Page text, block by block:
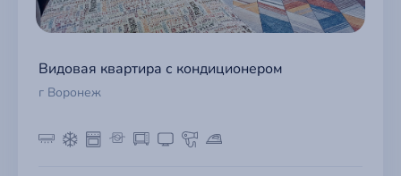
Видовая квартира с кондиционером
г Воронеж